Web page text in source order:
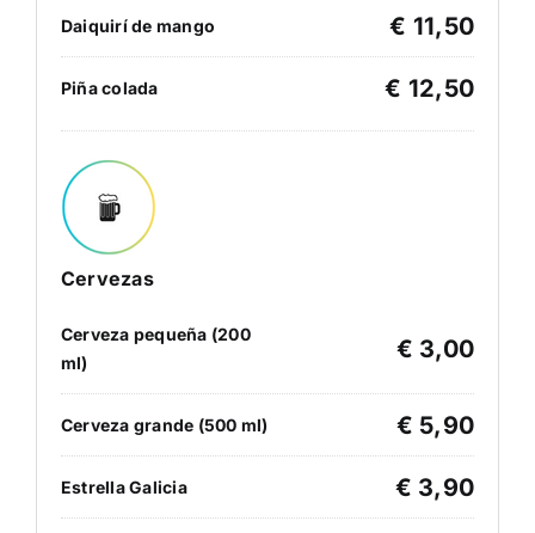
Daiquirí de mango € 11,50
Piña colada € 12,50
Cervezas
Cerveza pequeña (200
ml)
€ 3,00
Cerveza grande (500 ml) € 5,90
Estrella Galicia € 3,90